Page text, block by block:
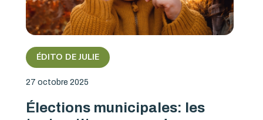
ÉDITO DE JULIE
27 octobre 2025
Élections municipales: les